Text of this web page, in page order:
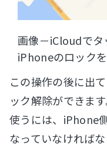
画像－iCloudでタ
iPhoneのロック
この操作の後に出
ック解除ができま
使うには、iPhone
なっていなければな